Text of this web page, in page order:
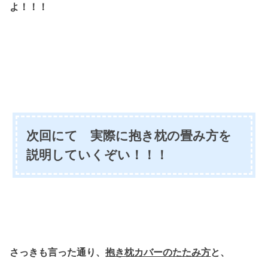
よ！！！
次回にて 実際に抱き枕の畳み方を
説明していくぞい！！！
さっきも言った通り、抱き枕カバーのたたみ方と、